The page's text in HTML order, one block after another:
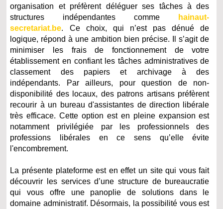
organisation et préfèrent déléguer ses tâches à des
structures indépendantes comme
hainaut-
secretariat.be. Ce choix, qui n’est pas dénué de
logique, répond à une ambition bien précise. Il s’agit de
minimiser les frais de fonctionnement de votre
établissement en confiant les tâches administratives de
classement des papiers et archivage à des
indépendants. Par ailleurs, pour question de non-
disponibilité des locaux, des patrons artisans préfèrent
recourir à un bureau d'assistantes de direction libérale
très efficace. Cette option est en pleine expansion est
notamment privilégiée par les professionnels des
professions libérales en ce sens qu’elle évite
l'encombrement.
La présente plateforme est en effet un site qui vous fait
découvrir les services d’une structure de bureaucratie
qui vous offre une panoplie de solutions dans le
domaine administratif. Désormais, la possibilité vous est